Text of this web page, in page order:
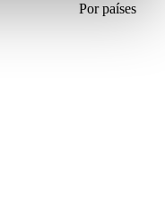
Por países